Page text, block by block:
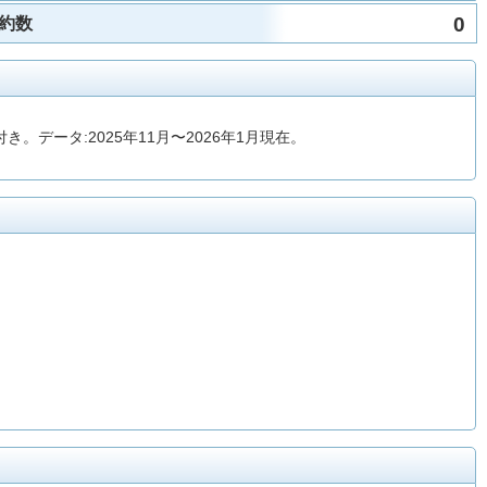
数 0
。データ:2025年11月〜2026年1月現在。